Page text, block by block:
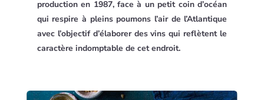
production en 1987, face à un petit coin d’océan
qui respire à pleins poumons l’air de l’Atlantique
avec l’objectif d’élaborer des vins qui reflètent le
caractère indomptable de cet endroit.